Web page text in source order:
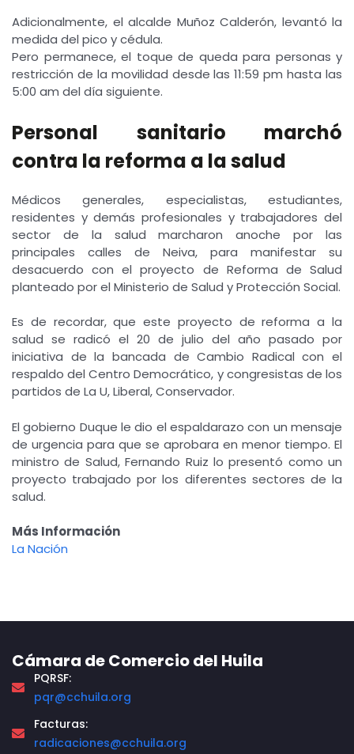
Adicionalmente, el alcalde Muñoz Calderón, levantó la
medida del pico y cédula.
Pero permanece, el toque de queda para personas y
restricción de la movilidad desde las 11:59 pm hasta las
5:00 am del día siguiente.
Personal sanitario marchó
contra la reforma a la salud
Médicos generales, especialistas, estudiantes,
residentes y demás profesionales y trabajadores del
sector de la salud marcharon anoche por las
principales calles de Neiva, para manifestar su
desacuerdo con el proyecto de Reforma de Salud
planteado por el Ministerio de Salud y Protección Social.
Es de recordar, que este proyecto de reforma a la
salud se radicó el 20 de julio del año pasado por
iniciativa de la bancada de Cambio Radical con el
respaldo del Centro Democrático, y congresistas de los
partidos de La U, Liberal, Conservador.
El gobierno Duque le dio el espaldarazo con un mensaje
de urgencia para que se aprobara en menor tiempo. El
ministro de Salud, Fernando Ruiz lo presentó como un
proyecto trabajado por los diferentes sectores de la
salud.
Más Información
La Nación
Cámara de Comercio del Huila
PQRSF:
pqr@cchuila.org
Facturas:
radicaciones@cchuila.org